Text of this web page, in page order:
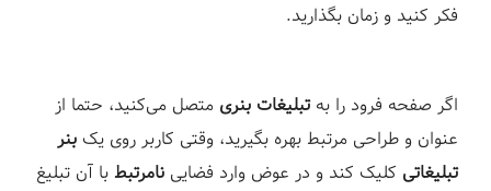
فکر کنید و زمان بگذارید.⁣
اگر صفحه فرود را بهتبلیغات بنری متصل می‌کنید، حتما از
عنوان و طراحی مرتبط بهره بگیرید⁣، وقتی کاربر روی یک بنر
تبلیغاتی کلیک کند و در عوض وارد فضایی نامرتبط با آن تبلیغ